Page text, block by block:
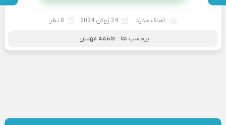
آهنگ جدید 24 ژوئن 2024 0 نظر
برچسب ها : فاطمه مهلبان